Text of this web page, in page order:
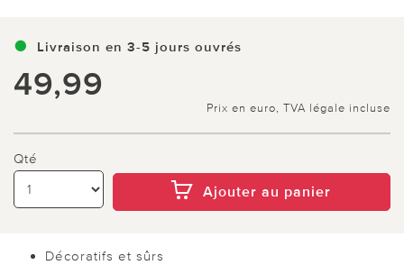
Livraison en 3-5 jours ouvrés
49,99
Prix en euro, TVA légale incluse
Qté
Ajouter au panier
Décoratifs et sûrs